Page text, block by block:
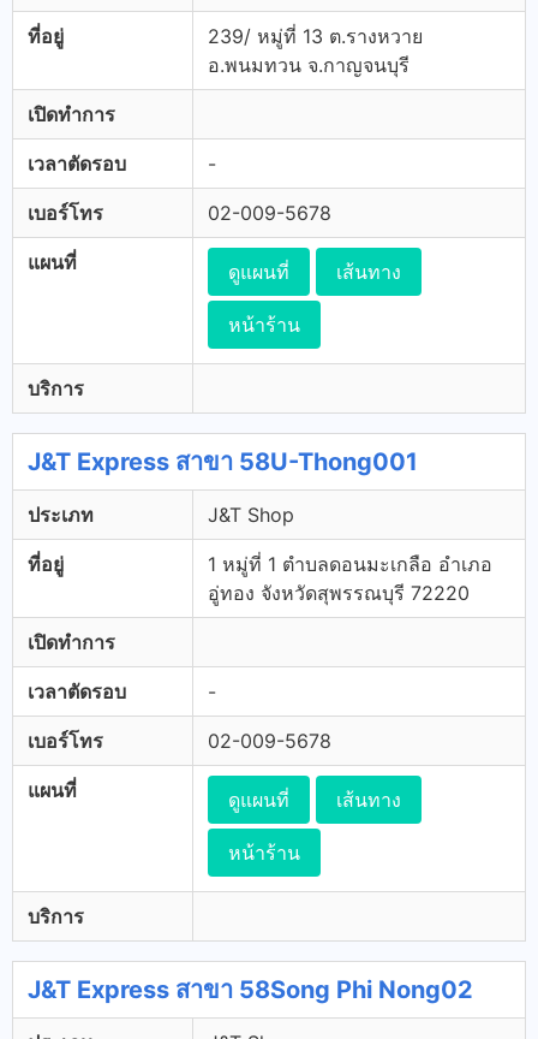
ที่อยู่
239/ หมู่ที่ 13 ต.รางหวาย
อ.พนมทวน จ.กาญจนบุรี
เปิดทำการ
เวลาตัดรอบ -
เบอร์โทร 02-009-5678
แผนที่ ดูแผนที่ เส้นทาง
หน้าร้าน
บริการ
J&T Express สาขา 58U-Thong001
ประเภท J&T Shop
ที่อยู่
1 หมู่ที่ 1 ตำบลดอนมะเกลือ อำเภอ
อู่ทอง จังหวัดสุพรรณบุรี 72220
เปิดทำการ
เวลาตัดรอบ -
เบอร์โทร 02-009-5678
แผนที่ ดูแผนที่ เส้นทาง
หน้าร้าน
บริการ
J&T Express สาขา 58Song Phi Nong02